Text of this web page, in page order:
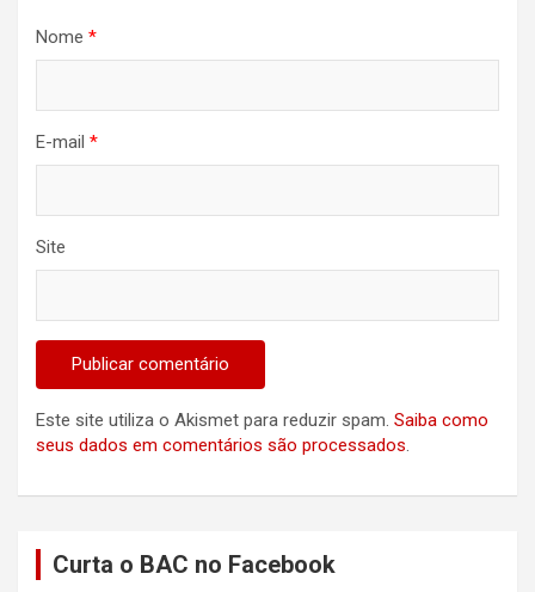
Nome *
E-mail *
Site
Este site utiliza o Akismet para reduzir spam. Saiba como
seus dados em comentários são processados.
Curta o BAC no Facebook